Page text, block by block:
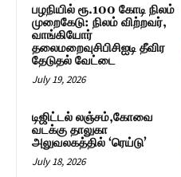
பழநியில் ரூ.100 கோடி நிலம்
முறைகேடு: நிலம் விற்றவர்,
வாங்கியோர்
தலைமறைவுசிபிசிஐடி தீவிர
தேடுதல் வேட்டை
July 19, 2026
டிஜிட்டல் லஞ்சம்,கோவை
வடக்கு தாலுகா
அலுவலகத்தில் ‘ரெய்டு’
July 18, 2026